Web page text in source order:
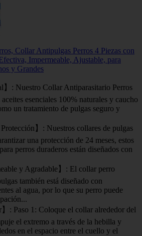
Collar Antipulgas Perros 4 Piezas con
Impermeable, Ajustable, para
y Grandes
: Nuestro Collar Antiparasitario Perros
esenciales 100% naturales y caucho
un tratamiento de pulgas seguro y
】: Nuestros collares de pulgas
una protección de 24 meses, estos
perros duraderos están diseñados con
y Agradable】: El collar perro
también está diseñado con
al agua, por lo que su perro puede
: Paso 1: Coloque el collar alrededor del
el extremo a través de la hebilla y
en el espacio entre el cuello y el